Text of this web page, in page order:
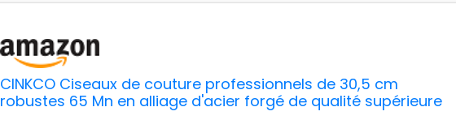
CINKCO Ciseaux de couture professionnels de 30,5 cm
robustes 65 Mn en alliage d'acier forgé de qualité supérieure